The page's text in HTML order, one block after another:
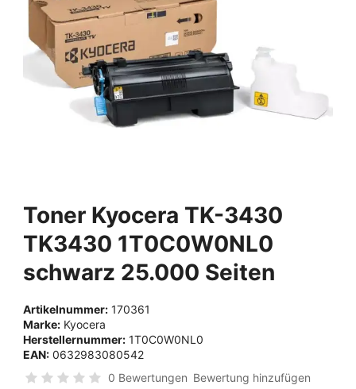
Toner Kyocera TK-3430
TK3430 1T0C0W0NL0
schwarz 25.000 Seiten
Artikelnummer: 170361
Marke: Kyocera
Herstellernummer: 1T0C0W0NL0
EAN: 0632983080542
0 Bewertungen Bewertung hinzufügen